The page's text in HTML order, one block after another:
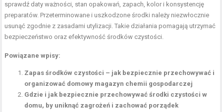
sprawdź daty ważności, stan opakowań, zapach, kolor i konsystencję
preparatów. Przeterminowane i uszkodzone środki należy niezwłocznie
usunąć zgodnie z zasadami utylizacji. Takie działania pomagają utrzymać
bezpieczeństwo oraz efektywność środków czystości.
Powiązane wpisy:
Zapas środków czystości – jak bezpiecznie przechowywać i
organizować domowy magazyn chemii gospodarczej
Gdzie i jak bezpiecznie przechowywać środki czystości w
domu, by uniknąć zagrożeń i zachować porządek